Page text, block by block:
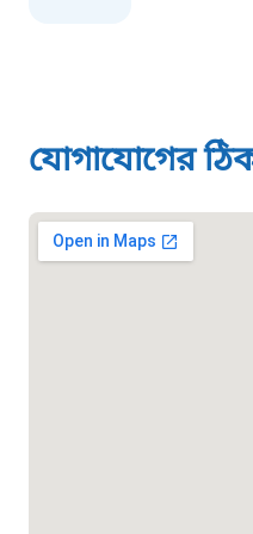
১৬১১৩
জরুরী অভ্যন্তরীণ নৌ-
যোগাযোগের